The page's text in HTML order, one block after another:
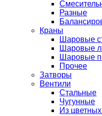
Разные
Краны
Шаровые
Шаровые
Шаровые
Прочее
Затворы
Вентили
Стальные
Чугунные
Из